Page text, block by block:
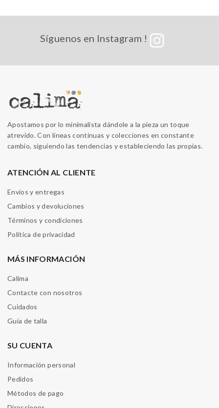
Síguenos en Instagram !
Apostamos por lo minimalista dándole a la pieza un toque
atrevido. Con líneas continuas y colecciones en constante
cambio, siguiendo las tendencias y estableciendo las propias.
ATENCIÓN AL CLIENTE
Envíos y entregas
Cambios y devoluciones
Términos y condiciones
Política de privacidad
MÁS INFORMACIÓN
Calima
Contacte con nosotros
Cuidados
Guía de talla
SU CUENTA
Información personal
Pedidos
Métodos de pago